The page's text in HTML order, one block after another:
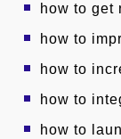
how to get
how to
how to
how to
how to